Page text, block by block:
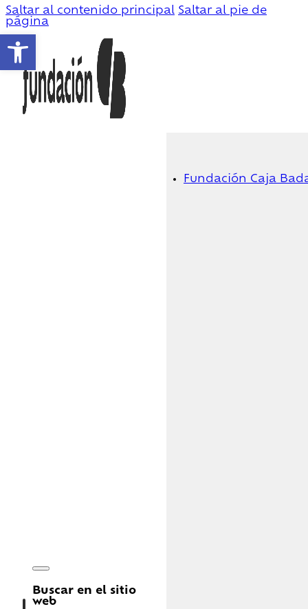
Abrir barra de herramientas
Saltar al contenido principal Saltar al pie de
página
Buscar en el sitio
web
Fundación Caja